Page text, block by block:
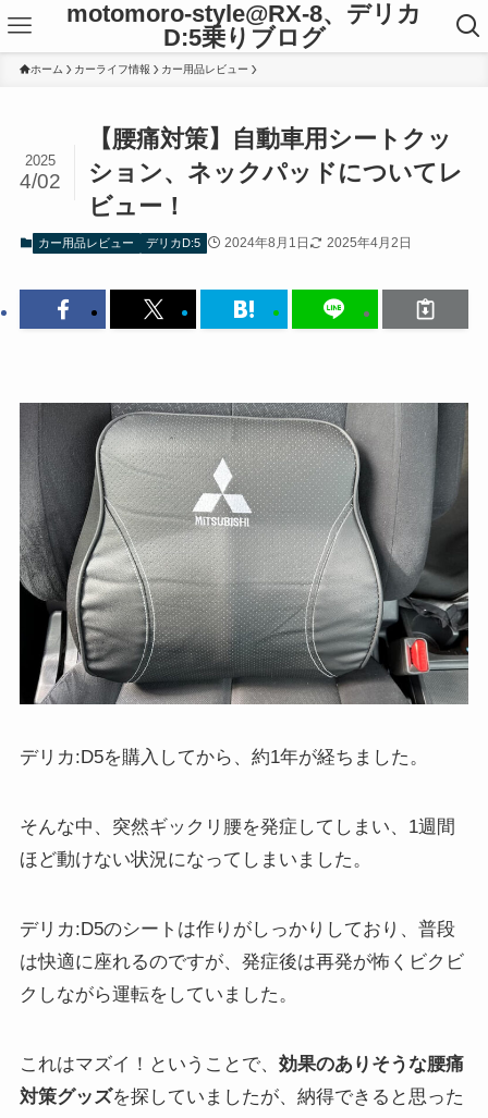
motomoro-style@RX-8、デリカ
D:5乗りブログ
ホーム カーライフ情報 カー用品レビュー
【腰痛対策】自動車用シートクッ
ション、ネックパッドについてレ
ビュー！
2025
4/02
カー用品レビュー デリカD:5 2024年8月1日 2025年4月2日
デリカ:D5を購入してから、約1年が経ちました。
そんな中、突然ギックリ腰を発症してしまい、1週間
ほど動けない状況になってしまいました。
デリカ:D5のシートは作りがしっかりしており、普段
は快適に座れるのですが、発症後は再発が怖くビクビ
クしながら運転をしていました。
これはマズイ！ということで、 効果のありそうな腰痛
対策グッズを探していましたが、納得できると思った